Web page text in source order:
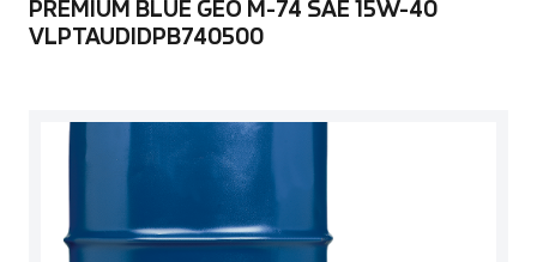
PREMIUM BLUE GEO M-74 SAE 15W-40
VLPTAUDIDPB740500